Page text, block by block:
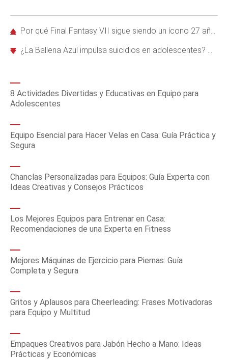
Por qué Final Fantasy VII sigue siendo un ícono 27 años después de su lanzamiento
¿La Ballena Azul impulsa suicidios en adolescentes? Mitos y realidades del juego viral
8 Actividades Divertidas y Educativas en Equipo para
Adolescentes
Equipo Esencial para Hacer Velas en Casa: Guía Práctica y
Segura
Chanclas Personalizadas para Equipos: Guía Experta con
Ideas Creativas y Consejos Prácticos
Los Mejores Equipos para Entrenar en Casa:
Recomendaciones de una Experta en Fitness
Mejores Máquinas de Ejercicio para Piernas: Guía
Completa y Segura
Gritos y Aplausos para Cheerleading: Frases Motivadoras
para Equipo y Multitud
Empaques Creativos para Jabón Hecho a Mano: Ideas
Prácticas y Económicas